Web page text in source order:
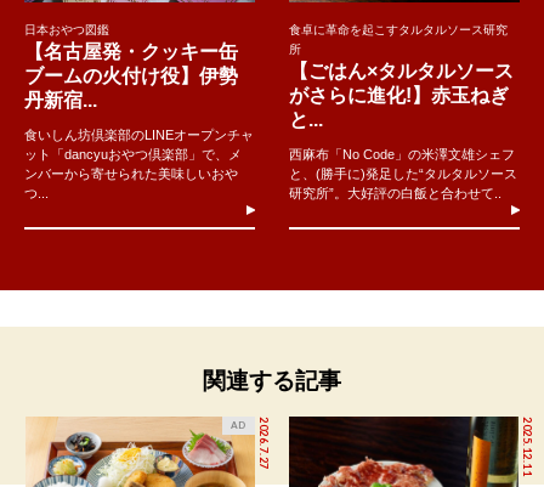
日本おやつ図鑑
【名古屋発・クッキー缶
ブームの火付け役】伊勢
丹新宿...
食いしん坊倶楽部のLINEオープンチャ
ット「dancyuおやつ倶楽部」で、メ
ンバーから寄せられた美味しいおや
つ...
食卓に革命を起こすタルタルソース研究
所
【ごはん×タルタルソース
がさらに進化!】赤玉ねぎ
と...
西麻布「No Code」の米澤文雄シェフ
と、(勝手に)発足した“タルタルソース
研究所”。大好評の白飯と合わせて..
関連する記事
2026.7.27
AD 2025.12.11